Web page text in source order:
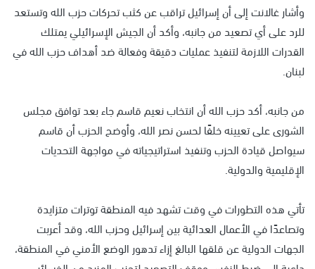
وأشار غالانت إلى أن إسرائيل تراقب عن كثب تحركات حزب الله وتستعد
للرد على أي تصعيد من جانبه، وأكد أن الجيش الإسرائيلي يمتلك
القدرات اللازمة لتنفيذ عمليات دقيقة وفعالة ضد أهداف حزب الله في
لبنان.
من جانبه، أكد حزب الله أن انتخاب نعيم قاسم جاء بعد توافق مجلس
الشورى على تعيينه خلفًا لحسن نصر الله، وأوضح الحزب أن قاسم
سيواصل قيادة الحزب وتنفيذ استراتيجياته في مواجهة التحديات
الإقليمية والدولية.
تأتي هذه التطورات في وقت تشهد فيه المنطقة توترات متزايدة
وتصاعدًا في الأعمال العدائية بين إسرائيل وحزب الله، وقد أعربت
الجهات الدولية عن قلقها البالغ إزاء تدهور الوضع الأمني في المنطقة،